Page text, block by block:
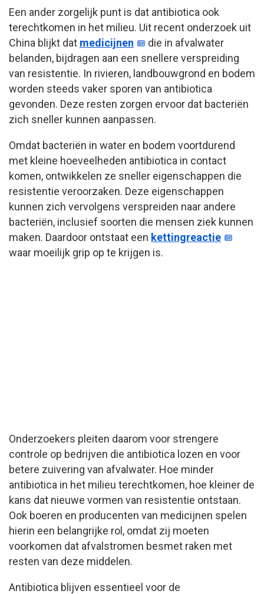
Een ander zorgelijk punt is dat antibiotica ook
terechtkomen in het milieu. Uit recent onderzoek uit
China blijkt dat medicijnen
die in afvalwater
belanden, bijdragen aan een snellere verspreiding
van resistentie. In rivieren, landbouwgrond en bodem
worden steeds vaker sporen van antibiotica
gevonden. Deze resten zorgen ervoor dat bacteriën
zich sneller kunnen aanpassen.
Omdat bacteriën in water en bodem voortdurend
met kleine hoeveelheden antibiotica in contact
komen, ontwikkelen ze sneller eigenschappen die
resistentie veroorzaken. Deze eigenschappen
kunnen zich vervolgens verspreiden naar andere
bacteriën, inclusief soorten die mensen ziek kunnen
maken. Daardoor ontstaat een kettingreactie
waar moeilijk grip op te krijgen is.
Onderzoekers pleiten daarom voor strengere
controle op bedrijven die antibiotica lozen en voor
betere zuivering van afvalwater. Hoe minder
antibiotica in het milieu terechtkomen, hoe kleiner de
kans dat nieuwe vormen van resistentie ontstaan.
Ook boeren en producenten van medicijnen spelen
hierin een belangrijke rol, omdat zij moeten
voorkomen dat afvalstromen besmet raken met
resten van deze middelen.
Antibiotica blijven essentieel voor de